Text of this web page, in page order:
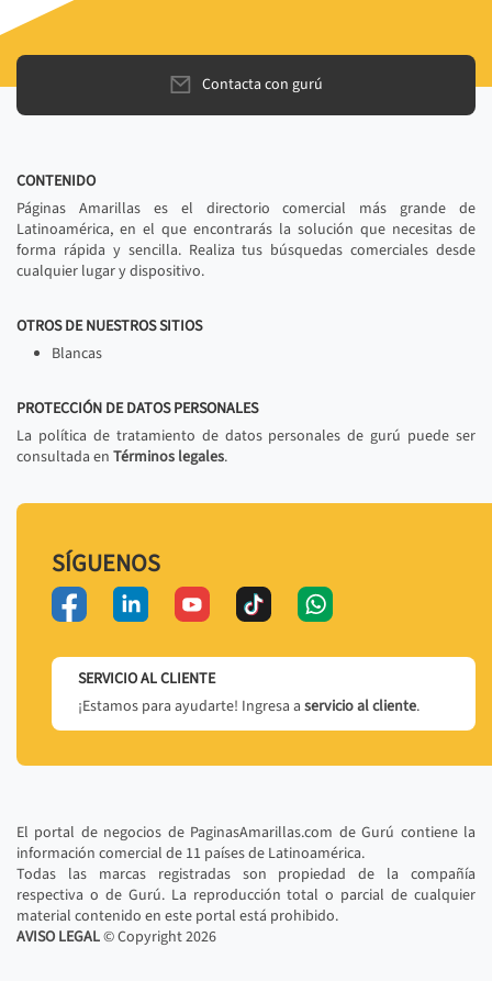
Contacta con gurú
CONTENIDO
Páginas Amarillas es el directorio comercial más grande de
Latinoamérica, en el que encontrarás la solución que necesitas de
forma rápida y sencilla. Realiza tus búsquedas comerciales desde
cualquier lugar y dispositivo.
OTROS DE NUESTROS SITIOS
Blancas
PROTECCIÓN DE DATOS PERSONALES
La política de tratamiento de datos personales de gurú puede ser
consultada en Términos legales.
SÍGUENOS
SERVICIO AL CLIENTE
¡Estamos para ayudarte! Ingresa a servicio al cliente.
El portal de negocios de PaginasAmarillas.com de Gurú contiene la
información comercial de 11 países de Latinoamérica.
Todas las marcas registradas son propiedad de la compañía
respectiva o de Gurú. La reproducción total o parcial de cualquier
material contenido en este portal está prohibido.
AVISO LEGAL© Copyright2026